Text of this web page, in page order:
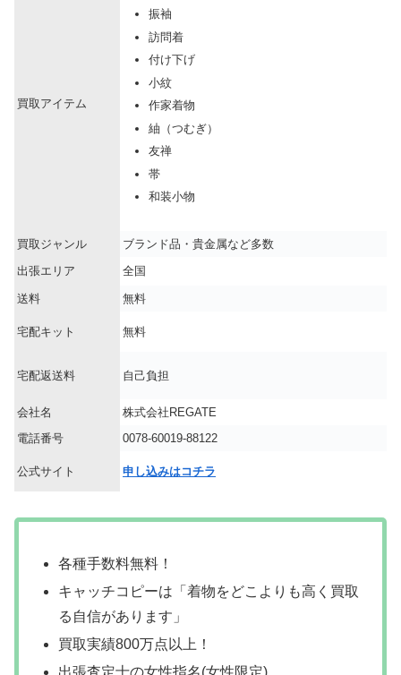
買取アイテム
振袖
訪問着
付け下げ
小紋
作家着物
紬（つむぎ）
友禅
帯
和装小物
買取ジャンル
ブランド品・貴金属など多数
出張エリア
全国
送料 無料
宅配キット 無料
宅配返送料 自己負担
会社名
株式会社REGATE
電話番号
0078-60019-88122
公式サイト 申し込みはコチラ
各種手数料無料！
キャッチコピーは「着物をどこよりも高く買取
る自信があります」
買取実績800万点以上！